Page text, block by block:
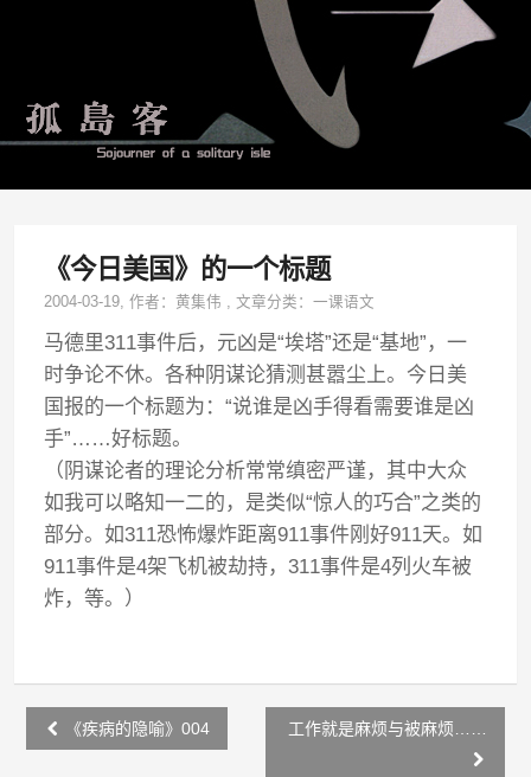
《今日美国》的一个标题
2004-03-19, 作者：黄集伟 ,文章分类：一课语文
马德里311事件后，元凶是“埃塔”还是“基地”，一
时争论不休。各种阴谋论猜测甚嚣尘上。今日美
国报的一个标题为：“说谁是凶手得看需要谁是凶
手”……好标题。
（阴谋论者的理论分析常常缜密严谨，其中大众
如我可以略知一二的，是类似“惊人的巧合”之类的
部分。如311恐怖爆炸距离911事件刚好911天。如
911事件是4架飞机被劫持，311事件是4列火车被
炸，等。）
Post
navigation
《疾病的隐喻》004 工作就是麻烦与被麻烦……